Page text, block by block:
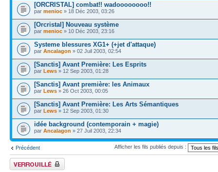
[ORCRISTAL] combat!! wadoooooooo!!
par menioc » 18 Déc 2003, 03:26
[Orcristal] Nouveau système
par menioc » 10 Déc 2003, 23:16
Systeme blessures XG1+ (+jet d'attaque)
par Ancalagon » 02 Juil 2003, 02:54
[Sanctis] Avant Première: Les Esprits
par Lews » 12 Sep 2003, 01:28
[Sanctis] Avant première: les Animaux
par Lews » 26 Oct 2003, 00:05
[Sanctis] Avant Première: Les Arts Sémantiques
par Lews » 12 Sep 2003, 01:30
idée background (contemporain + magie)
par Ancalagon » 27 Juil 2003, 22:34
Précédent Afficher les fils publiés depuis :
Forum verrouillé